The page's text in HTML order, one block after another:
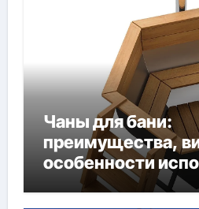
Чаны для бани:
преимущества,
особенности